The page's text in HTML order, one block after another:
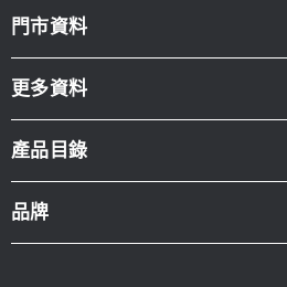
門市資料
更多資料
產品目錄
品牌